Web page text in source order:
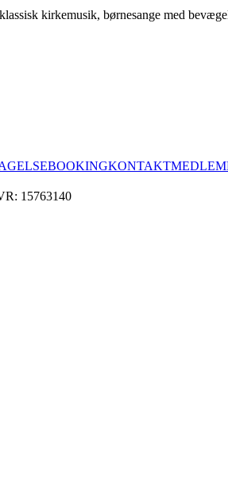
kirkemusik, børnesange med
BOOKINGKONTAKT
15763140